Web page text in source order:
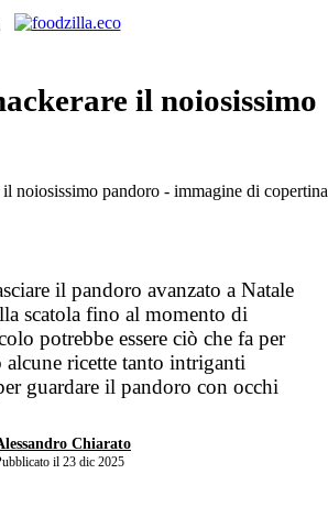
il noiosissimo
il pandoro avanzato a Natale
scatola fino al momento di
potrebbe essere ciò che fa per
ricette tanto intriganti
guardare il pandoro con occhi
Chiarato
il 23 dic 2025